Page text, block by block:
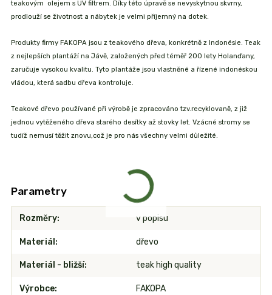
teakovým olejem s UV filtrem. Díky této úpravě se nevyskytnou skvrny,
prodlouží se životnost a nábytek je velmi příjemný na dotek.
Produkty firmy FAKOPA jsou z teakového dřeva, konkrétně z Indonésie. Teak
z nejlepších plantáží na Jávě, založených před téměř 200 lety Holanďany,
zaručuje vysokou kvalitu. Tyto plantáže jsou vlastněné a řízené indonéskou
vládou, která sadbu dřeva kontroluje.
Teakové dřevo používané při výrobě je zpracováno tzv.recyklovaně, z již
jednou vytěženého dřeva starého desítky až stovky let. Vzácné stromy se
tudíž nemusí těžit znovu,což je pro nás všechny velmi důležité.
Parametry
Rozměry v popisu
Materiál dřevo
Materiál - bližší teak high quality
Výrobce FAKOPA